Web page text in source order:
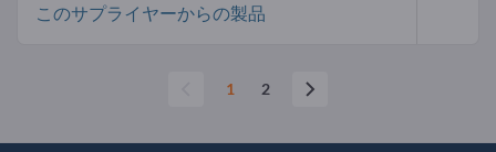
このサプライヤーからの製品
1 2